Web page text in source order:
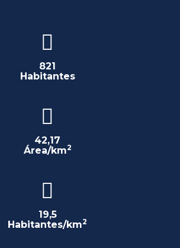
821
Habitantes
42,17
Área/km2
19,5
Habitantes/km2